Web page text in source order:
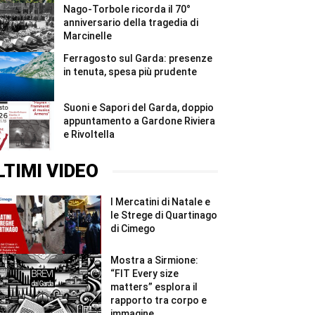
Nago-Torbole ricorda il 70°
anniversario della tragedia di
Marcinelle
Ferragosto sul Garda: presenze
in tenuta, spesa più prudente
Suoni e Sapori del Garda, doppio
appuntamento a Gardone Riviera
e Rivoltella
VIDEO
I Mercatini di Natale e
le Strege di Quartinago
di Cimego
Mostra a Sirmione:
“FIT Every size
matters” esplora il
rapporto tra corpo e